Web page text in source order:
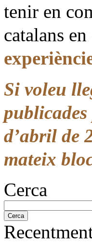
tenir en
catalans
Si voleu
d’abril de
mateix
Cerca